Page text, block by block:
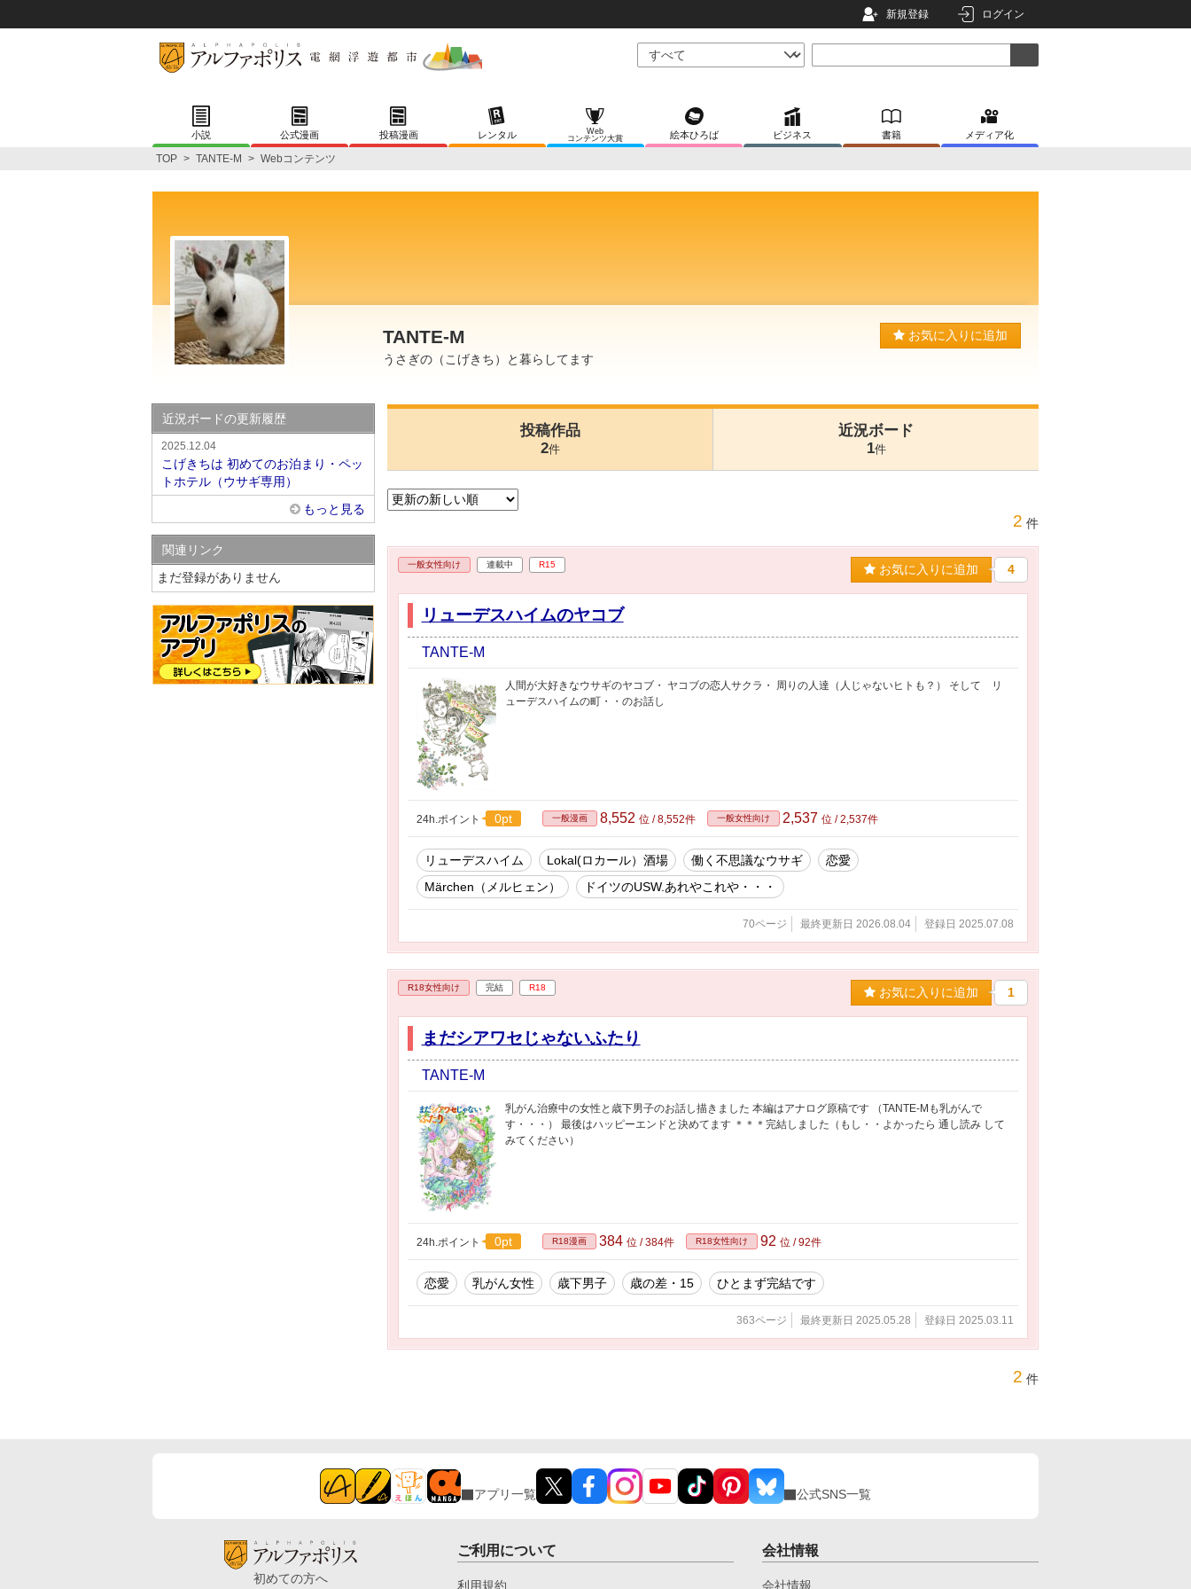
新規登録 ログイン
小説 公式漫画 投稿漫画 レンタル
Web
コンテンツ大賞
絵本ひろば ビジネス 書籍 メディア化
TOP > TANTE-M > Webコンテンツ
TANTE-M
うさぎの（こげきち）と暮らしてます
お気に入りに追加
投稿作品
2件
近況ボード
1件
2 件
一般女性向け 連載中 R15 お気に入りに追加 4
リューデスハイムのヤコブ
TANTE-M
人間が大好きなウサギのヤコブ・ ヤコブの恋人サクラ・ 周りの人達（人じゃないヒトも？） そして リ
ューデスハイムの町・・のお話し
24h.ポイント 0pt 一般漫画 8,552 位 / 8,552件 一般女性向け 2,537 位 / 2,537件
リューデスハイム Lokal(ロカール）酒場 働く不思議なウサギ
恋愛
Märchen（メルヒェン）
ドイツのUSW.あれやこれや・・・
70ページ 最終更新日 2026.08.04 登録日 2025.07.08
R18女性向け 完結 R18 お気に入りに追加 1
まだシアワセじゃないふたり
TANTE-M
乳がん治療中の女性と歳下男子のお話し描きました 本編はアナログ原稿です （TANTE-Mも乳がんで
す・・・） 最後はハッピーエンドと決めてます ＊＊＊完結しました（もし・・よかったら 通し読み して
みてください）
24h.ポイント 0pt R18漫画 384 位 / 384件 R18女性向け 92 位 / 92件
恋愛 乳がん女性 歳下男子 歳の差・15 ひとまず完結です
363ページ 最終更新日 2025.05.28 登録日 2025.03.11
2 件
近況ボードの更新履歴
2025.12.04
こげきちは 初めてのお泊まり・ペッ
トホテル（ウサギ専用）
もっと見る
関連リンク
まだ登録がありません
アプリ一覧 公式SNS一覧
初めての方へ
ご利用について
利用規約
会社情報
会社情報